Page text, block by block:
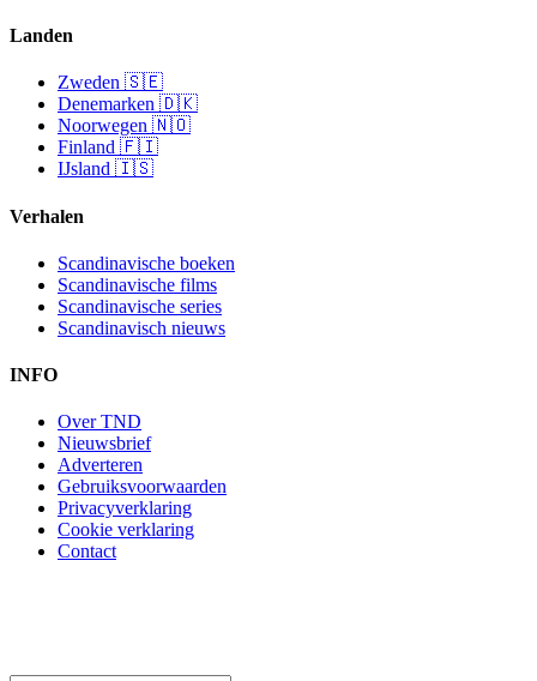
Landen
Zweden 🇸🇪
Denemarken 🇩🇰
Noorwegen 🇳🇴
Finland 🇫🇮
IJsland 🇮🇸
Verhalen
Scandinavische boeken
Scandinavische films
Scandinavische series
Scandinavisch nieuws
INFO
Over TND
Nieuwsbrief
Adverteren
Gebruiksvoorwaarden
Privacyverklaring
Cookie verklaring
Contact